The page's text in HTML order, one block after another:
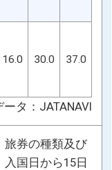
16.0 30.0 37.0
ータ：JATANAVI
旅券の種類及び
国日から15日